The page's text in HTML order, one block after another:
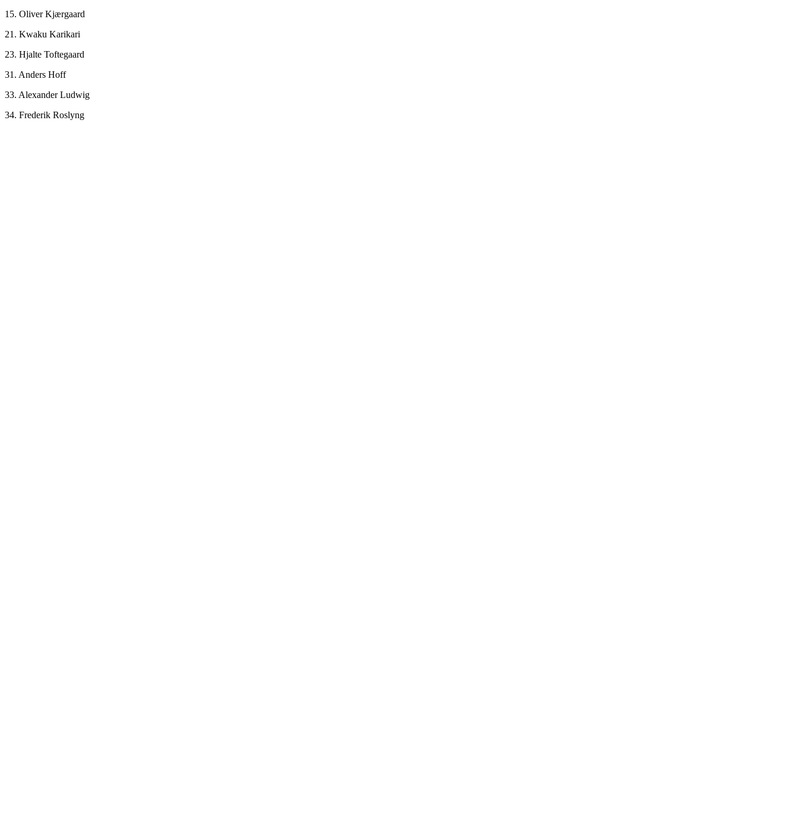
15. Oliver Kjærgaard
21. Kwaku Karikari
23. Hjalte Toftegaard
31. Anders Hoff
33. Alexander Ludwig
34. Frederik Roslyng